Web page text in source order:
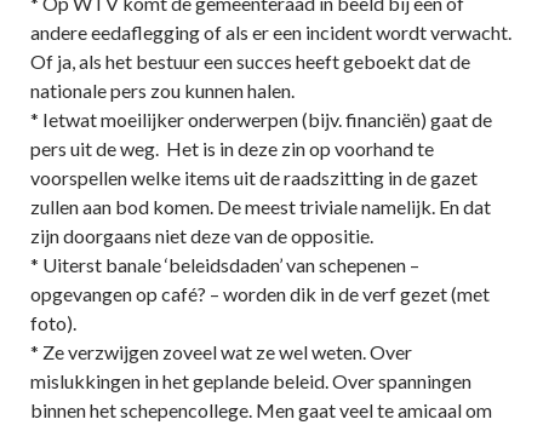
andere eedaflegging of als er een incident wordt verwacht.
Of ja, als het bestuur een succes heeft geboekt dat de
nationale pers zou kunnen halen.
* Ietwat moeilijker onderwerpen (bijv. financiën) gaat de
pers uit de weg. Het is in deze zin op voorhand te
voorspellen welke items uit de raadszitting in de gazet
zullen aan bod komen. De meest triviale namelijk. En dat
zijn doorgaans niet deze van de oppositie.
* Uiterst banale ‘beleidsdaden’ van schepenen –
opgevangen op café? – worden dik in de verf gezet (met
foto).
* Ze verzwijgen zoveel wat ze wel weten. Over
mislukkingen in het geplande beleid. Over spanningen
binnen het schepencollege. Men gaat veel te amicaal om